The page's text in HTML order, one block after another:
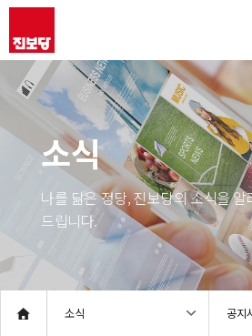
소식
나를 닮은 정당, 진보당의 소식을 알
드립니다.
소식 공지